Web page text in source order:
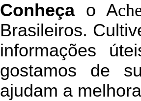
Conheçao A
Brasileiros.
informações
gostamos de
ajudam a